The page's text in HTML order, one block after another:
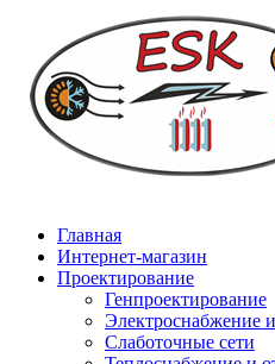
Главная
Интернет-магазин
Проектирование
Генпроектирование
Электроснабжение
Слаботочные сети